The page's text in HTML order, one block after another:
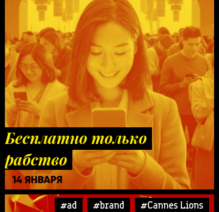
Бесплатно только
рабство
14 ЯНВАРЯ
#ad #brand
#Cannes Lions